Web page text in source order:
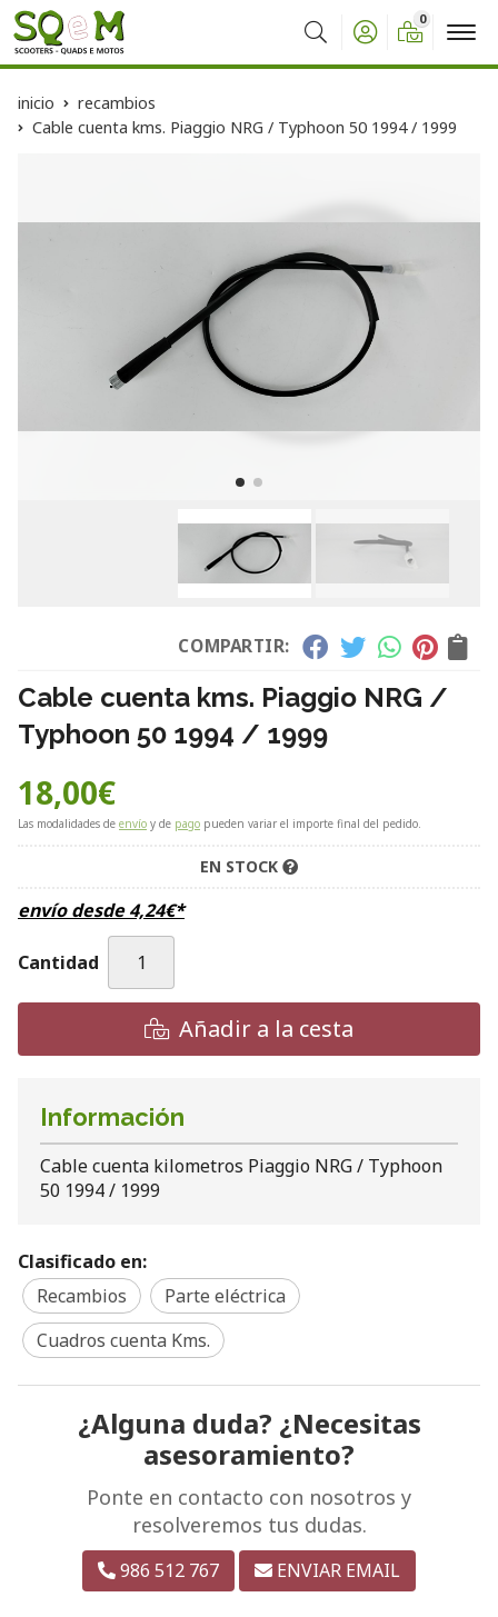
Buscar
0
inicio
recambios
Cable cuenta kms. Piaggio NRG / Typhoon 50 1994 / 1999
COMPARTIR:
Cable cuenta kms. Piaggio NRG /
Typhoon 50 1994 / 1999
18,00€
Las modalidades de envío y de pago pueden variar el importe final del pedido.
EN STOCK
envío desde4,24€*
Cantidad
Añadir a la cesta
Información
Cable cuenta kilometros Piaggio NRG / Typhoon
50 1994 / 1999
Clasificado en:
Recambios
Parte eléctrica
Cuadros cuenta Kms.
¿Alguna duda? ¿Necesitas
asesoramiento?
Ponte en contacto con nosotros y
resolveremos tus dudas.
986 512 767 ENVIAR EMAIL